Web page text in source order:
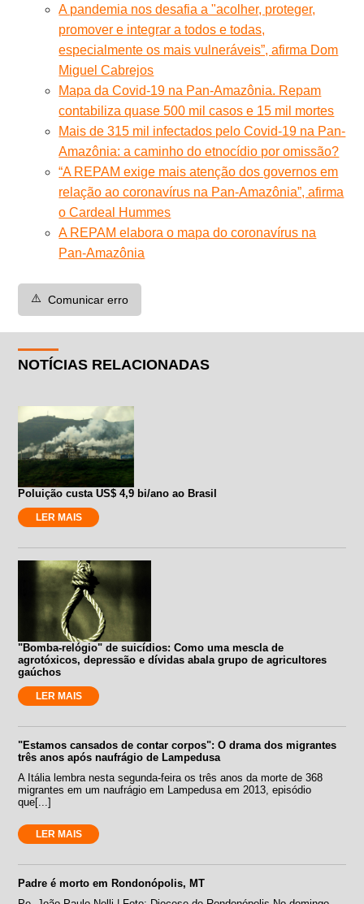
A pandemia nos desafia a "acolher, proteger,
promover e integrar a todos e todas,
especialmente os mais vulneráveis”, afirma Dom
Miguel Cabrejos
Mapa da Covid-19 na Pan-Amazônia. Repam
contabiliza quase 500 mil casos e 15 mil mortes
Mais de 315 mil infectados pelo Covid-19 na Pan-
Amazônia: a caminho do etnocídio por omissão?
“A REPAM exige mais atenção dos governos em
relação ao coronavírus na Pan-Amazônia”, afirma
o Cardeal Hummes
A REPAM elabora o mapa do coronavírus na
Pan-Amazônia
⚠️ Comunicar erro
NOTÍCIAS RELACIONADAS
Poluição custa US$ 4,9 bi/ano ao Brasil
LER MAIS
"Bomba-relógio" de suicídios: Como uma mescla de
agrotóxicos, depressão e dívidas abala grupo de agricultores
gaúchos
LER MAIS
"Estamos cansados de contar corpos": O drama dos migrantes
três anos após naufrágio de Lampedusa
A Itália lembra nesta segunda-feira os três anos da morte de 368
migrantes em um naufrágio em Lampedusa em 2013, episódio
que[...]
LER MAIS
Padre é morto em Rondonópolis, MT